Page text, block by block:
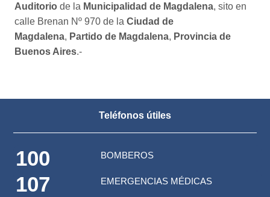
Auditoriode la Municipalidad de Magdalena, sito en
calle Brenan Nº 970 de laCiudad de
Magdalena, Partido de Magdalena, Provincia de
Buenos Aires.-
Teléfonos útiles
100 BOMBEROS
107 EMERGENCIAS MÉDICAS